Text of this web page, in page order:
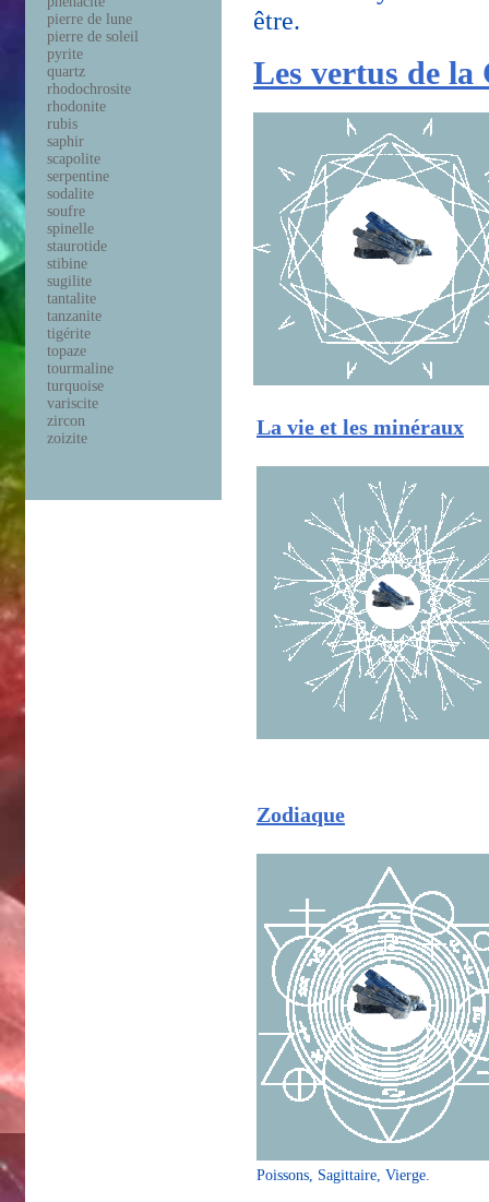
être.
Les vertus de la
La vie et les minéraux
Zodiaque
Poissons, Sagittaire, Vierge.
pierre de lune
pierre de soleil
pyrite
quartz
rhodochrosite
rhodonite
rubis
saphir
scapolite
serpentine
sodalite
soufre
spinelle
staurotide
stibine
sugilite
tantalite
tanzanite
tigérite
topaze
tourmaline
turquoise
variscite
zircon
zoizite